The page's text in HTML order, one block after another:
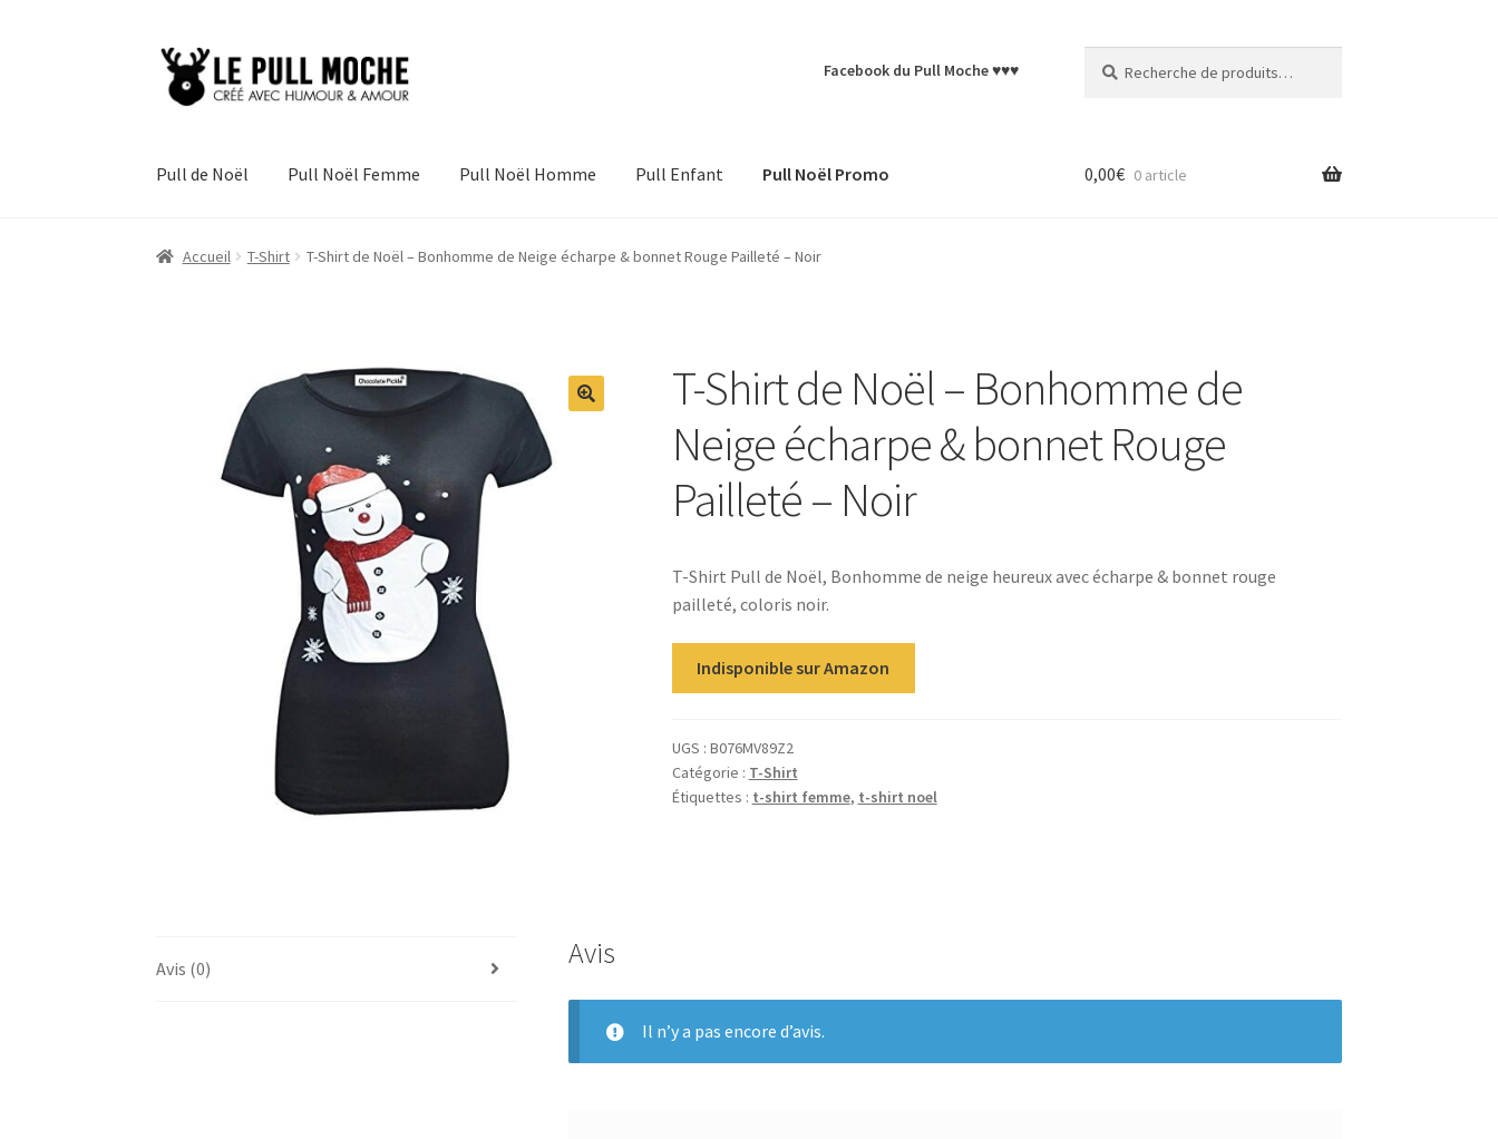
Aller
Aller
au
Facebook du Pull Moche ♥♥♥
pour :
Pull de Noël Pull Noël Femme Pull Noël Homme Pull Enfant Pull Noël Promo 0,00€ 0 article
Accueil T-Shirt T-Shirt de Noël – Bonhomme de Neige écharpe & bonnet Rouge Pailleté – Noir
T-Shirt de Noël – Bonhomme de
Neige écharpe & bonnet Rouge
Pailleté – Noir
T-Shirt Pull de Noël, Bonhomme de neige heureux avec écharpe & bonnet rouge
pailleté, coloris noir.
Indisponible sur Amazon
UGS : B076MV89Z2
Catégorie : T-Shirt
Étiquettes : t-shirt femme, t-shirt noel
Avis (0) Avis
Il n’y a pas encore d’avis.